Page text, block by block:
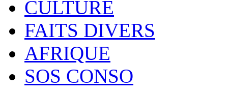
CULTURE
FAITS DIVERS
AFRIQUE
SOS CONSO